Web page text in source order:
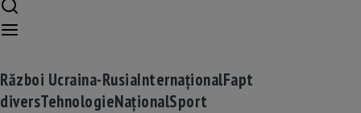
Război Ucraina-RusiaInternaționalFapt
diversTehnologieNaționalSport